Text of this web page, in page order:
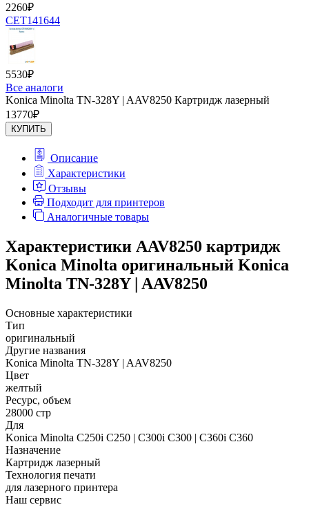
2260₽
CET141644
5530₽
Все аналоги
Konica Minolta TN-328Y | AAV8250 Картридж лазерный
13770₽
КУПИТЬ
Описание
Характеристики
Отзывы
Подходит для принтеров
Аналогичные товары
Характеристики AAV8250 картридж
Konica Minolta оригинальный Konica
Minolta TN-328Y | AAV8250
Основные характеристики
Тип
оригинальный
Другие названия
Konica Minolta TN-328Y | AAV8250
Цвет
желтый
Ресурс, объем
28000 стр
Для
Konica Minolta C250i C250 | C300i C300 | C360i C360
Назначение
Картридж лазерный
Технология печати
для лазерного принтера
Наш сервис